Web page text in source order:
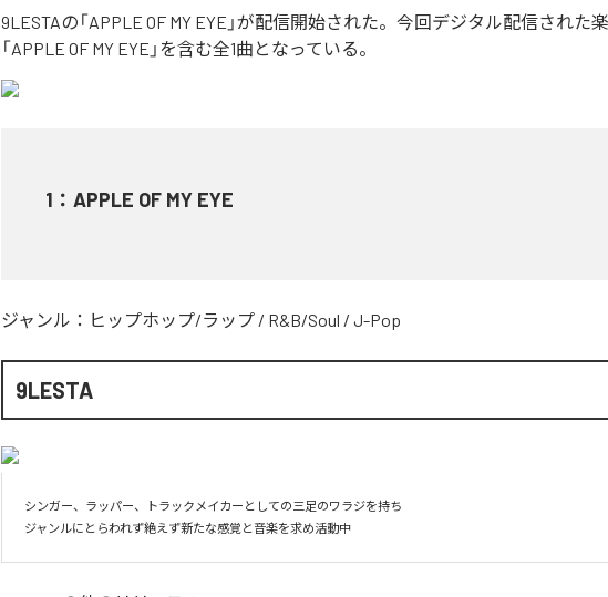
9LESTAの「APPLE OF MY EYE」が配信開始された。今回デジタル配信された楽
「APPLE OF MY EYE」を含む全1曲となっている。
1 ： APPLE OF MY EYE
ジャンル： ヒップホップ/ラップ / R&B/Soul / J-Pop
9LESTA
シンガー、ラッパー、トラックメイカーとしての三足のワラジを持ち
ジャンルにとらわれず絶えず新たな感覚と音楽を求め活動中